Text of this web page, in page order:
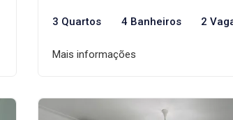
3 Quartos 4 Banheiros 2
Mais informações